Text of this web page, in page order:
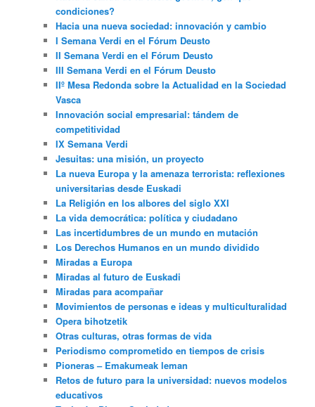
condiciones?
Hacia una nueva sociedad: innovación y cambio
I Semana Verdi en el Fórum Deusto
II Semana Verdi en el Fórum Deusto
III Semana Verdi en el Fórum Deusto
IIº Mesa Redonda sobre la Actualidad en la Sociedad
Vasca
Innovación social empresarial: tándem de
competitividad
IX Semana Verdi
Jesuitas: una misión, un proyecto
La nueva Europa y la amenaza terrorista: reflexiones
universitarias desde Euskadi
La Religión en los albores del siglo XXI
La vida democrática: política y ciudadano
Las incertidumbres de un mundo en mutación
Los Derechos Humanos en un mundo dividido
Miradas a Europa
Miradas al futuro de Euskadi
Miradas para acompañar
Movimientos de personas e ideas y multiculturalidad
Opera bihotzetik
Otras culturas, otras formas de vida
Periodismo comprometido en tiempos de crisis
Pioneras – Emakumeak leman
Retos de futuro para la universidad: nuevos modelos
educativos